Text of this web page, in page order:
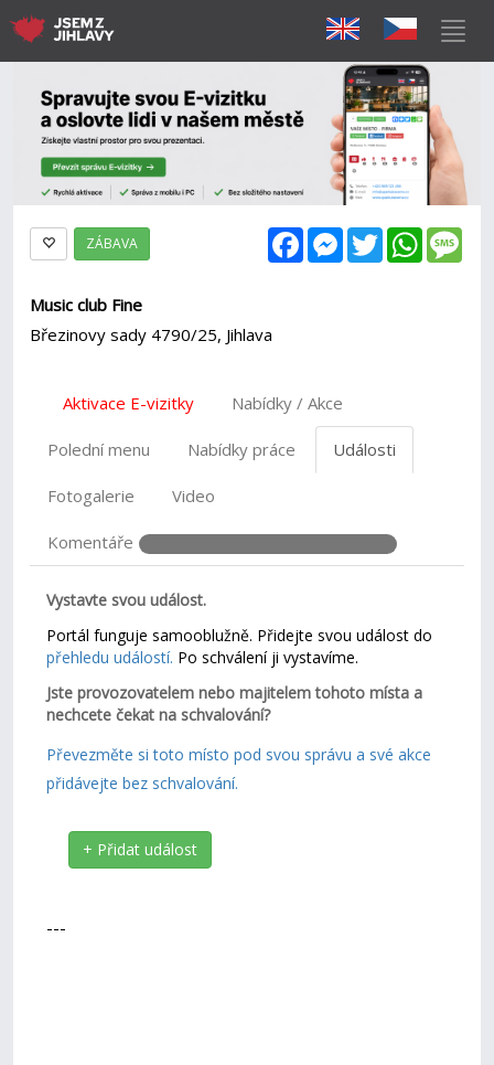
FacebookMessenger
Twitter
ZÁBAVA
Music club Fine
Březinovy sady 4790/25, Jihlava
Aktivace E-vizitky Nabídky / Akce
Polední menu Nabídky práce Události
Fotogalerie Video
Komentáře
Vystavte svou událost.
Portál funguje samooblužně. Přidejte svou událost do
přehledu událostí. Po schválení ji vystavíme.
Jste provozovatelem nebo majitelem tohoto místa a
nechcete čekat na schvalování?
Převezměte si toto místo pod svou správu a své akce
přidávejte bez schvalování.
+ Přidat událost
---